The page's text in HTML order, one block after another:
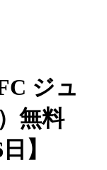
ジュ
無料
】